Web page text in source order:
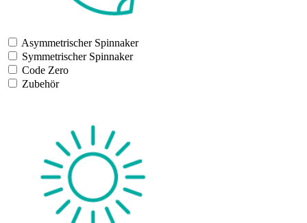
Asymmetrischer Spinnaker
Symmetrischer Spinnaker
Code Zero
Zubehör